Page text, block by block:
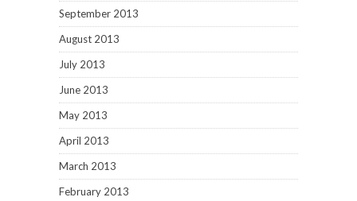
September 2013
August 2013
July 2013
June 2013
May 2013
April 2013
March 2013
February 2013